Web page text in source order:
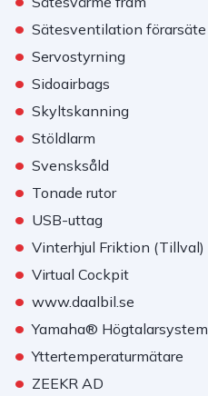
• Sätesventilation förarsäte
• Servostyrning
• Sidoairbags
• Skyltskanning
• Stöldlarm
• Svensksåld
• Tonade rutor
• USB-uttag
• Vinterhjul Friktion (Tillval)
• Virtual Cockpit
• www.daalbil.se
• Yamaha® Högtalarsystem
• Yttertemperaturmätare
• ZEEKR AD